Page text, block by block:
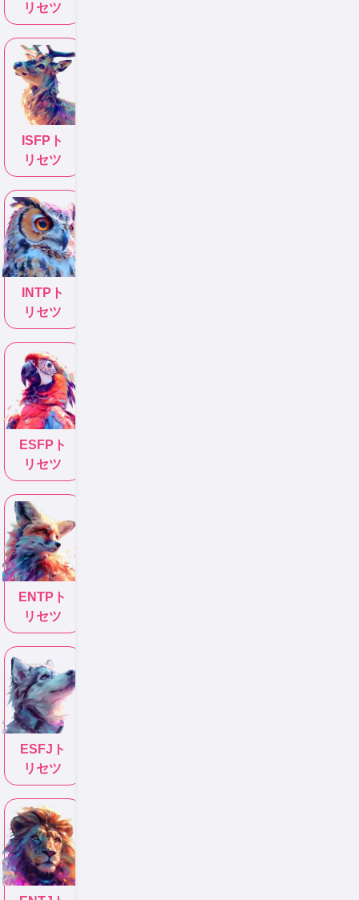
リセツ
ISFP ト
リセツ
INTP ト
リセツ
ESFP ト
リセツ
ENTP ト
リセツ
ESFJ ト
リセツ